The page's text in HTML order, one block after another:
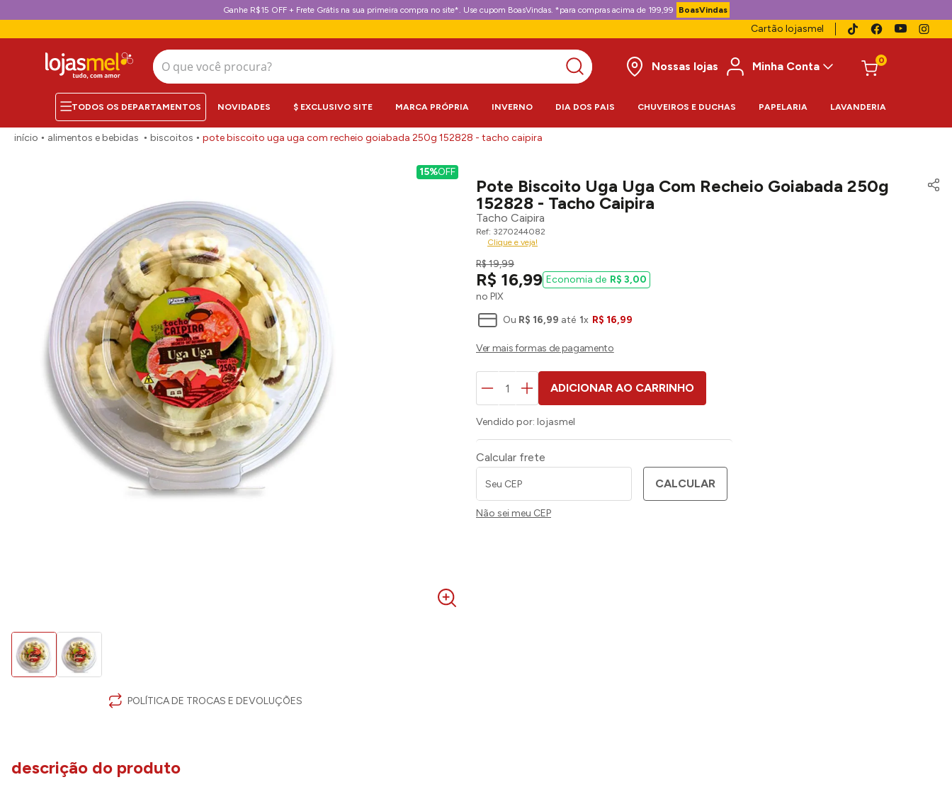
Ganhe R$15 OFF + Frete Grátis na sua primeira compra no site*. Use cupom BoasVindas. *para compras acima de 199,99 BoasVindas
Cartão lojasmel
O que você procura?
Nossas lojas
Minha Conta 0
NOVIDADES $ EXCLUSIVO SITE MARCA PRÓPRIA INVERNO DIA DOS PAIS CHUVEIROS E DUCHAS PAPELARIA LAVANDERIA
alimentos e bebidas biscoitos pote biscoito uga uga com recheio goiabada 250g 152828 - tacho caipira
15%OFF
POLÍTICA DE TROCAS E DEVOLUÇÕES
Pote Biscoito Uga Uga Com Recheio Goiabada 250g
152828 - Tacho Caipira
Tacho Caipira
3270244082
Clique e veja!
R$19,99
R$ 16,99
no PIX
R$ 3,00
Ou R$ 16,99 até 1x R$ 16,99
ADICIONAR AO CARRINHO
Vendido por: lojasmel
Calcular frete
CALCULAR
Não sei meu CEP
descrição do produto